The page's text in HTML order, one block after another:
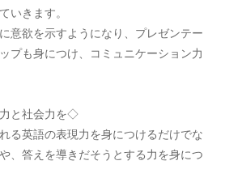
いきます。
意欲を示すようになり、プレゼンテー
プも身につけ、コミュニケーション力
と社会力を◇
る英語の表現力を身につけるだけでな
、答えを導きだそうとする力を身につ